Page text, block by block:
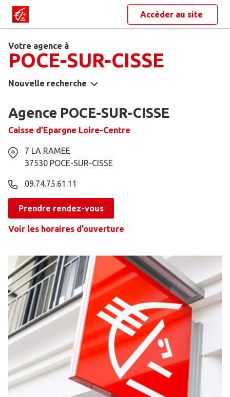
Accéder au site
Votre agence à
POCE-SUR-CISSE
Nouvelle recherche
Agence POCE-SUR-CISSE
Caisse d’Epargne Loire-Centre
7 LA RAMEE
37530 POCE-SUR-CISSE
09.74.75.61.11
Prendre rendez-vous
Voir les horaires d’ouverture